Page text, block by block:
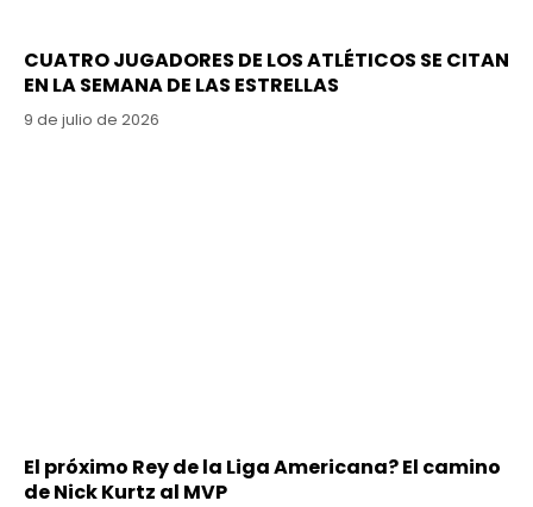
CUATRO JUGADORES DE LOS ATLÉTICOS SE CITAN
EN LA SEMANA DE LAS ESTRELLAS
9 de julio de 2026
El próximo Rey de la Liga Americana? El camino
de Nick Kurtz al MVP